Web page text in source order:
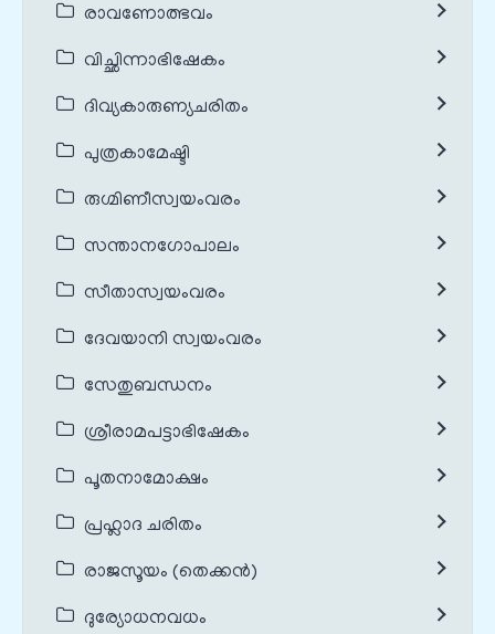
രാവണോത്ഭവം
വിച്ഛിന്നാഭിഷേകം
ദിവ്യകാരുണ്യചരിതം
പുത്രകാമേഷ്ടി
രുഗ്മിണീസ്വയംവരം
സന്താനഗോപാലം
സീതാസ്വയംവരം
ദേവയാനി സ്വയംവരം
സേതുബന്ധനം
ശ്രീരാമപട്ടാഭിഷേകം
പൂതനാമോക്ഷം
പ്രഹ്ലാദ ചരിതം
രാജസൂയം (തെക്കൻ)
ദുര്യോധനവധം